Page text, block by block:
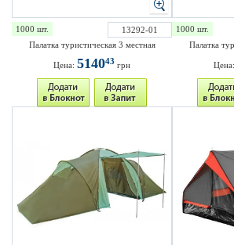
1000 шт.
13292-01
Палатка туристическая 3 местная
Цена: 514043 грн
1000 шт.
Палатка
Цена: